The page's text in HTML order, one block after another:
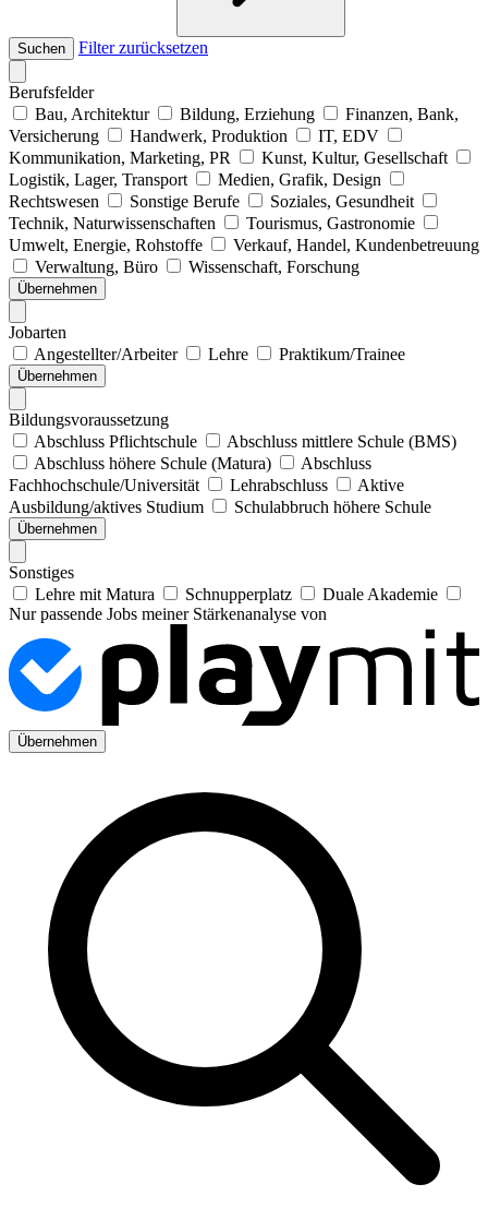
Suchen Filter zurücksetzen
Berufsfelder
Bau, Architektur
Bildung, Erziehung
Finanzen, Bank,
Versicherung
Handwerk, Produktion
IT, EDV
Kommunikation, Marketing, PR
Kunst, Kultur, Gesellschaft
Logistik, Lager, Transport
Medien, Grafik, Design
Rechtswesen
Sonstige Berufe
Soziales, Gesundheit
Technik, Naturwissenschaften
Tourismus, Gastronomie
Umwelt, Energie, Rohstoffe
Verkauf, Handel, Kundenbetreuung
Verwaltung, Büro
Wissenschaft, Forschung
Übernehmen
Jobarten
Angestellter/Arbeiter
Lehre Praktikum/Trainee
Übernehmen
Bildungsvoraussetzung
Abschluss Pflichtschule
Abschluss mittlere Schule (BMS)
Abschluss höhere Schule (Matura)
Abschluss
Fachhochschule/Universität
Lehrabschluss
Aktive
Ausbildung/aktives Studium
Schulabbruch höhere Schule
Übernehmen
Sonstiges
Lehre mit Matura
Schnupperplatz
Duale Akademie
Nur passende Jobs meiner Stärkenanalyse von
Übernehmen